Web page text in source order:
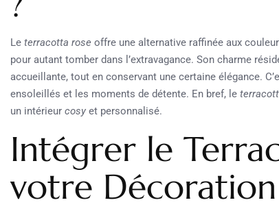
Le terracotta rose offre une alternative raffinée aux
pour autant tomber dans l’extravagance. Son charme
accueillante, tout en conservant une certaine élégance.
ensoleillés et les moments de détente. En bref, le
un intérieur cosy et personnalisé.
Intégrer le
votre Décoration